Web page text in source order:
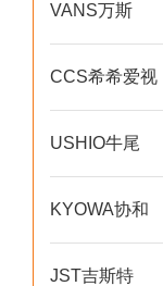
VANS万斯
CCS希希爱视
USHIO牛尾
KYOWA协和
JST吉斯特